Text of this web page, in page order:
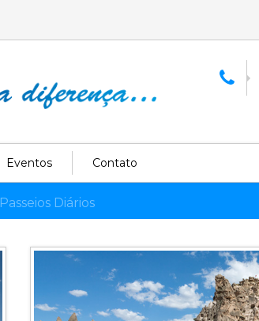
Eventos Contato
Passeios Diários